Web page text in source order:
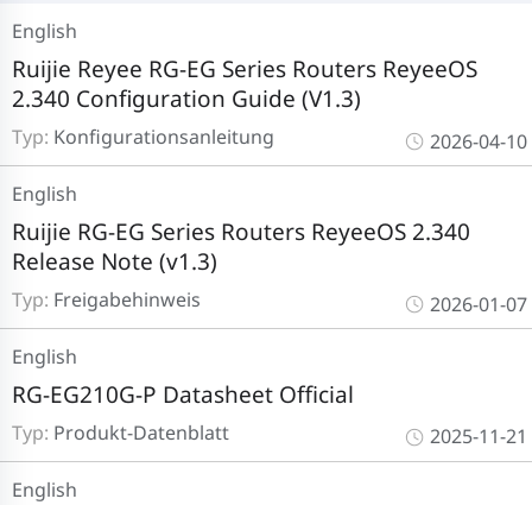
Typ: Konfigurationsanleitung
Ruijie Reyee RG-EG Series Routers ReyeeOS
2.340 Configuration Guide (V1.3)
English
2026-04-10
Typ: Freigabehinweis
Ruijie RG-EG Series Routers ReyeeOS 2.340
Release Note (v1.3)
English
2026-01-07
Typ: Produkt-Datenblatt
RG-EG210G-P Datasheet Official
English
2025-11-21
English